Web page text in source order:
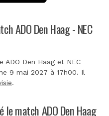
ADO Den Haag - NEC
Den Haag et NEC
9 mai 2027 à 17h00. Il
.
match ADO Den Haag